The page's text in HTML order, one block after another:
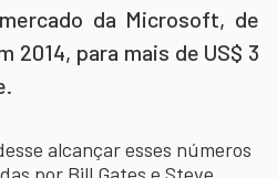
da Microsoft, de
2014, para mais de US$ 3
alcançar esses números